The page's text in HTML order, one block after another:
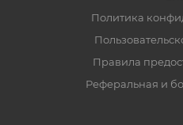
Политика
Правила
Реферальная и